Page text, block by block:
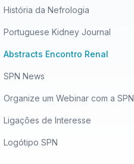
História da Nefrologia
Portuguese Kidney Journal
Abstracts Encontro Renal
SPN News
Organize um Webinar com a SPN
Ligações de Interesse
Logótipo SPN